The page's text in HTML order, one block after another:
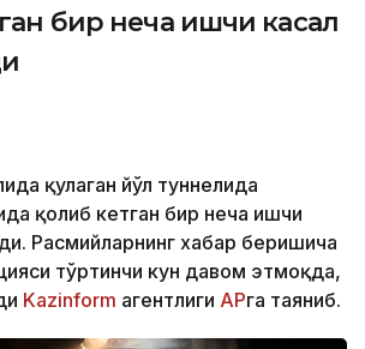
бир неча ишчи касал
қулаган йўл туннелида
қолиб кетган бир неча ишчи
Расмийларнинг хабар беришича
тўртинчи кун давом этмоқда,
Kazinform агентлиги APга таяниб.